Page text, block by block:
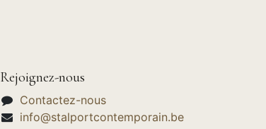
Rejoignez-nous
Contactez-nous
info@stalportcontemporain.be